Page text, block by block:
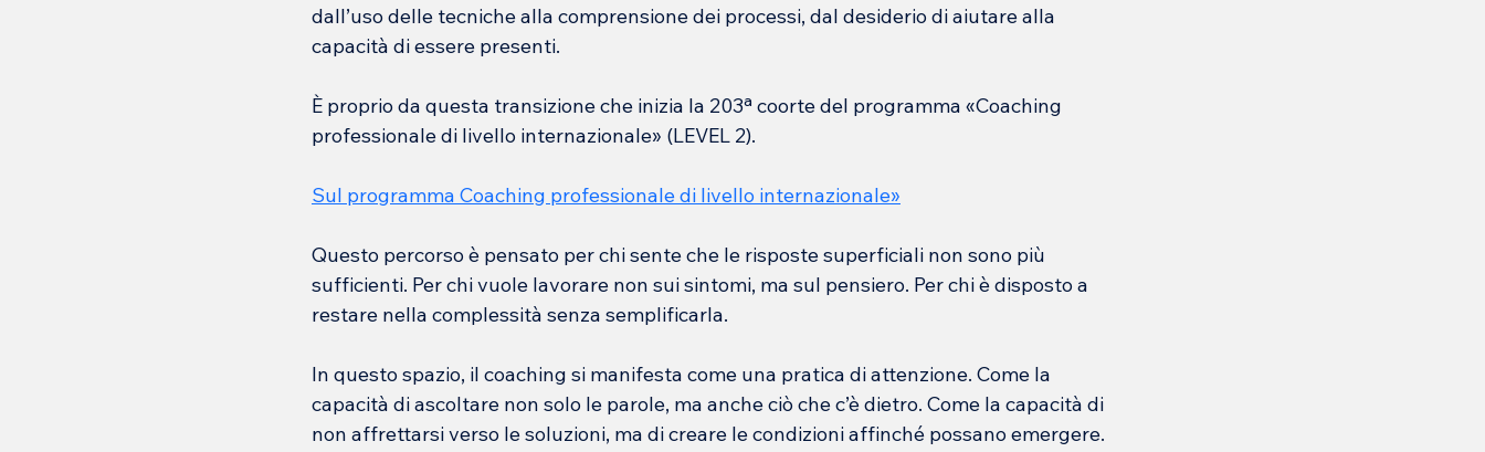
dall’uso delle tecniche alla comprensione dei processi, dal desiderio di aiutare alla
capacità di essere presenti.
È proprio da questa transizione che inizia la 203ª coorte del programma «Coaching
professionale di livello internazionale» (LEVEL 2).
Sul programma Coaching professionale di livello internazionale»
Questo percorso è pensato per chi sente che le risposte superficiali non sono più
sufficienti. Per chi vuole lavorare non sui sintomi, ma sul pensiero. Per chi è disposto a
restare nella complessità senza semplificarla.
In questo spazio, il coaching si manifesta come una pratica di attenzione. Come la
capacità di ascoltare non solo le parole, ma anche ciò che c’è dietro. Come la capacità di
non affrettarsi verso le soluzioni, ma di creare le condizioni affinché possano emergere.